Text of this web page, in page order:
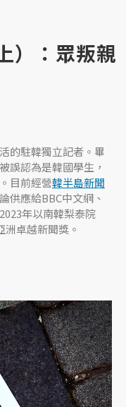
）：眾叛親
的駐韓獨立記者。畢
誤認為是韓國學生，
目前經營韓半島新聞
供應給BBC中文網、
年以南韓梨泰院
卓越新聞獎。